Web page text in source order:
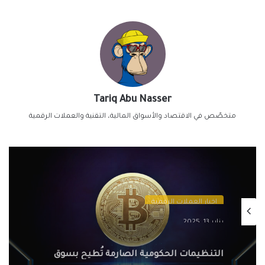
Tariq Abu Nasser
متخصّص في الاقتصاد والأسواق المالية، التقنية والعملات الرقمية
اخبار العملات الرقمية
التنظيمات الحكومية الصارمة تُطيح بسوق
الكريبتو في 2025: سيف ذو حدين على
مستقبل العملات الرقمية